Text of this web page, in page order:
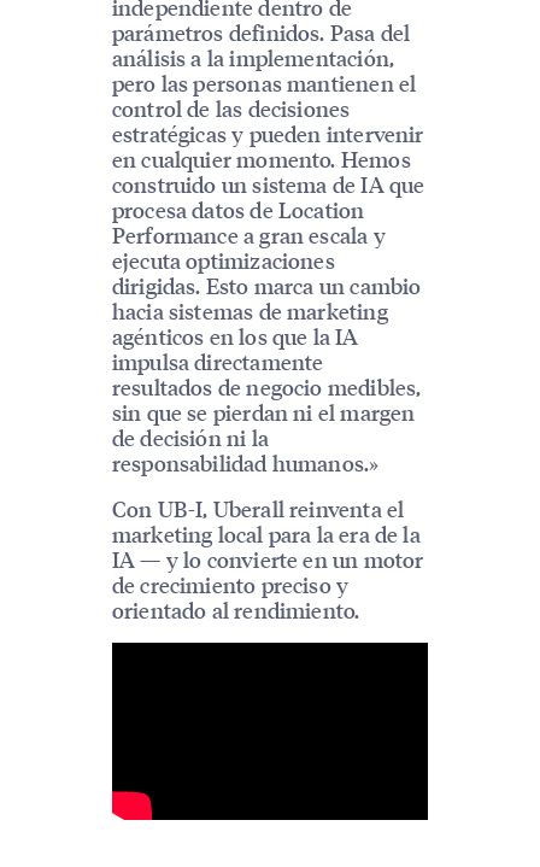
independiente dentro de
parámetros definidos. Pasa del
análisis a la implementación,
pero las personas mantienen el
control de las decisiones
estratégicas y pueden intervenir
en cualquier momento. Hemos
construido un sistema de IA que
procesa datos de Location
Performance a gran escala y
ejecuta optimizaciones
dirigidas. Esto marca un cambio
hacia sistemas de marketing
agénticos en los que la IA
impulsa directamente
resultados de negocio medibles,
sin que se pierdan ni el margen
de decisión ni la
responsabilidad humanos.»
Con UB-I, Uberall reinventa el
marketing local para la era de la
IA — y lo convierte en un motor
de crecimiento preciso y
orientado al rendimiento.